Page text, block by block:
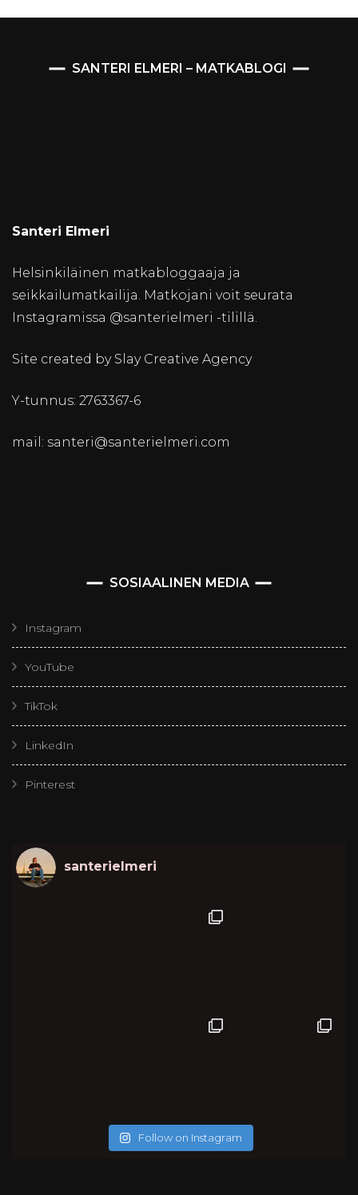
SANTERI ELMERI – MATKABLOGI
Santeri Elmeri
Helsinkiläinen matkabloggaaja ja
seikkailumatkailija. Matkojani voit seurata
Instagramissa @santerielmeri -tilillä.
Site created by Slay Creative Agency
Y-tunnus: 2763367-6
mail: santeri@santerielmeri.com
SOSIAALINEN MEDIA
Instagram
YouTube
TikTok
LinkedIn
Pinterest
santerielmeri
Follow on Instagram